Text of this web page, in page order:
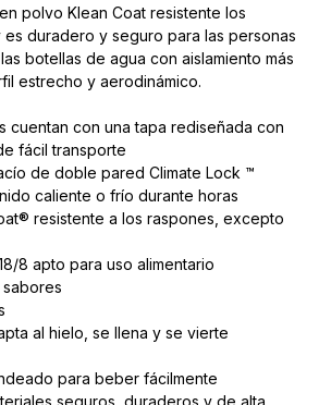
polvo Klean Coat resistente los
duradero y seguro para las personas
botellas de agua con aislamiento más
estrecho y aerodinámico.
cuentan con una tapa rediseñada con
fácil transporte
de doble pared Climate Lock ™
caliente o frío durante horas
resistente a los raspones, excepto
8 apto para uso alimentario
al hielo, se llena y se vierte
para beber fácilmente
seguros, duraderos y de alta